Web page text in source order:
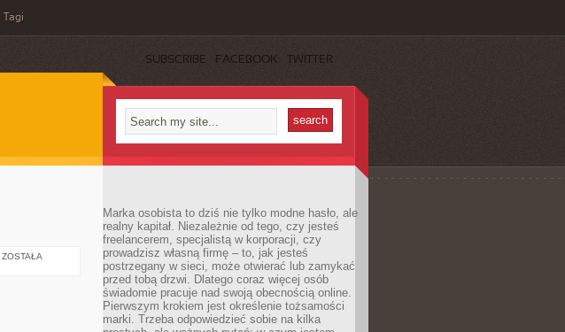
Tagi
SUBSCRIBE FACEBOOK TWITTER
KAŻDE
ZOSTAŁA
Marka osobista to dziś nie tylko modne hasło, ale
realny kapitał. Niezależnie od tego, czy jesteś
freelancerem, specjalistą w korporacji, czy
prowadzisz własną firmę – to, jak jesteś
postrzegany w sieci, może otwierać lub zamykać
przed tobą drzwi. Dlatego coraz więcej osób
świadomie pracuje nad swoją obecnością online.
Pierwszym krokiem jest określenie tożsamości
marki. Trzeba odpowiedzieć sobie na kilka